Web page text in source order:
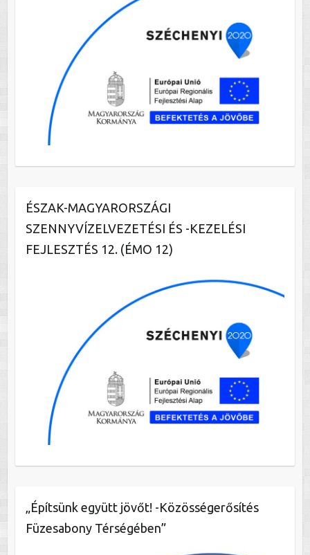
ÉSZAK-MAGYARORSZÁGI
SZENNYVÍZELVEZETÉSI ÉS -KEZELÉSI
FEJLESZTÉS 12. (ÉMO 12)
„Építsünk együtt jövőt! -Közösségerősítés
Füzesabony Térségében”